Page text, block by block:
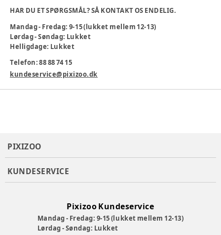
betyder færre ture til den udvendige skraldespand.
Varenummer:342875
HAR DU ET SPØRGSMÅL? SÅ KONTAKT OS ENDELIG.
Mandag - Fredag: 9-15 (lukket mellem 12-13)
Lørdag - Søndag: Lukket
Helligdage: Lukket
Telefon: 88 88 74 15
kundeservice@pixizoo.dk
PIXIZOO
KUNDESERVICE
Pixizoo Kundeservice
Mandag - Fredag: 9-15 (lukket mellem 12-13)
Lørdag - Søndag: Lukket